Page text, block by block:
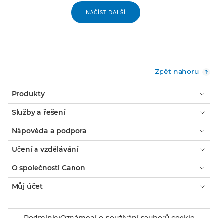
NAČÍST DALŠÍ
Zpět nahoru
Produkty
Služby a řešení
Nápověda a podpora
Učení a vzdělávání
O společnosti Canon
Můj účet